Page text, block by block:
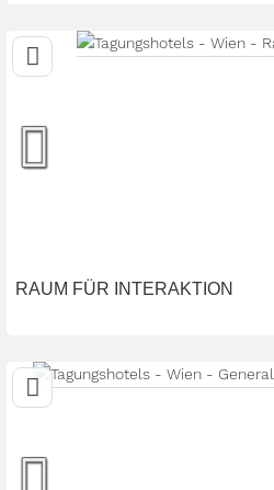
Art der Location: Eventlocation
RAUM FÜR INTERAKTION
Art der Location: Meetingroom
Seminarteilnehmer: